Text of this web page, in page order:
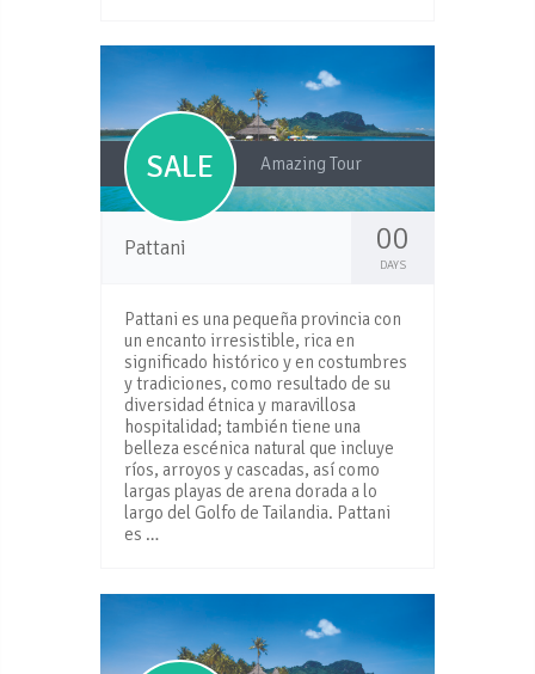
SALE Amazing Tour
Pattani 00
DAYS
Pattani es una pequeña provincia con
un encanto irresistible, rica en
significado histórico y en costumbres
y tradiciones, como resultado de su
diversidad étnica y maravillosa
hospitalidad; también tiene una
belleza escénica natural que incluye
ríos, arroyos y cascadas, así como
largas playas de arena dorada a lo
largo del Golfo de Tailandia. Pattani
es …